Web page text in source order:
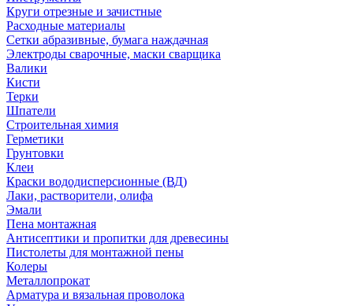
Круги отрезные и зачистные
Расходные материалы
Сетки абразивные, бумага наждачная
Электроды сварочные, маски сварщика
Валики
Кисти
Терки
Шпатели
Строительная химия
Герметики
Грунтовки
Клеи
Краски вододисперсионные (ВД)
Лаки, растворители, олифа
Эмали
Пена монтажная
Антисептики и пропитки для древесины
Пистолеты для монтажной пены
Колеры
Металлопрокат
Арматура и вязальная проволока